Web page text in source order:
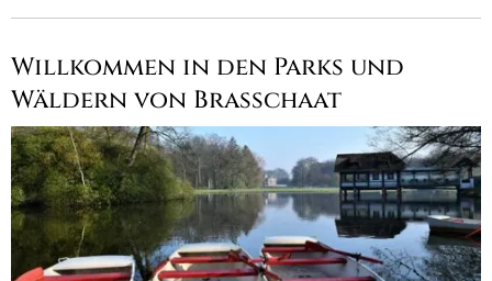
Willkommen in den Parks und
Wäldern von Brasschaat